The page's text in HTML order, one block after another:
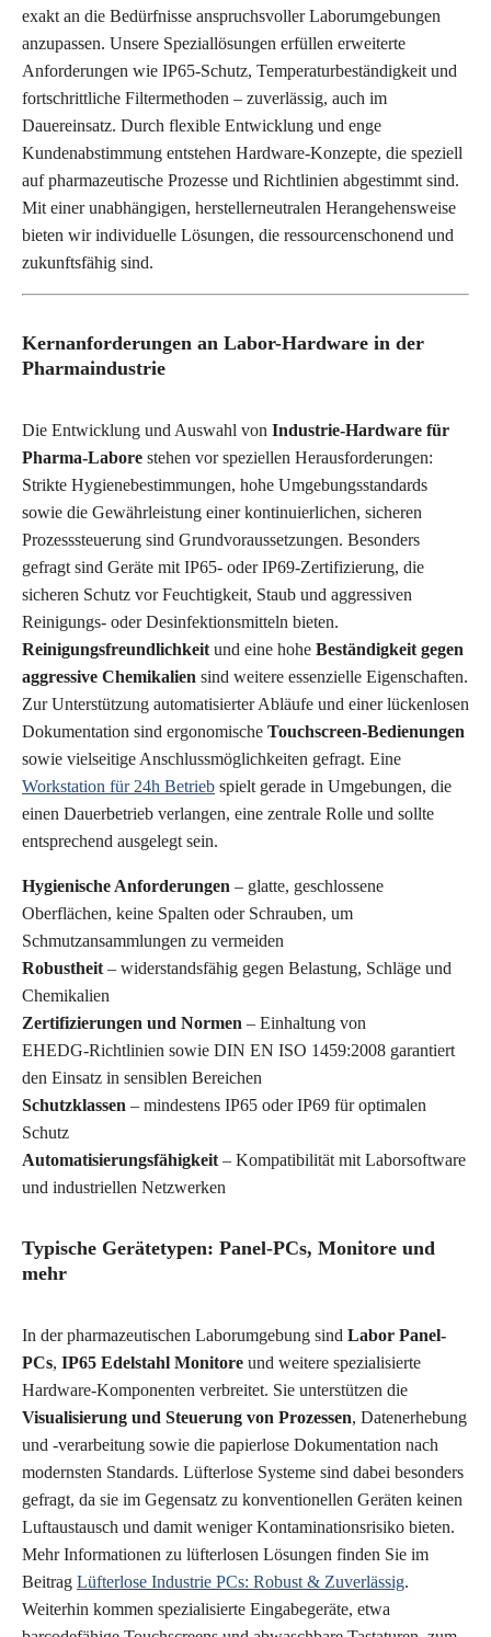
exakt an die Bedürfnisse anspruchsvoller Laborumgebungen
anzupassen. Unsere Speziallösungen erfüllen erweiterte
Anforderungen wie IP65-Schutz, Temperaturbeständigkeit und
fortschrittliche Filtermethoden – zuverlässig, auch im
Dauereinsatz. Durch flexible Entwicklung und enge
Kundenabstimmung entstehen Hardware-Konzepte, die speziell
auf pharmazeutische Prozesse und Richtlinien abgestimmt sind.
Mit einer unabhängigen, herstellerneutralen Herangehensweise
bieten wir individuelle Lösungen, die ressourcenschonend und
zukunftsfähig sind.
Kernanforderungen an Labor-Hardware in der
Pharmaindustrie
Die Entwicklung und Auswahl von Industrie-Hardware für
Pharma-Labore stehen vor speziellen Herausforderungen:
Strikte Hygienebestimmungen, hohe Umgebungsstandards
sowie die Gewährleistung einer kontinuierlichen, sicheren
Prozesssteuerung sind Grundvoraussetzungen. Besonders
gefragt sind Geräte mit IP65- oderIP69-Zertifizierung, die
sicheren Schutz vor Feuchtigkeit, Staub und aggressiven
Reinigungs- oder Desinfektionsmitteln bieten.
Reinigungsfreundlichkeit und eine hohe Beständigkeit gegen
aggressive Chemikalien sind weitere essenzielle Eigenschaften.
Zur Unterstützung automatisierter Abläufe und einer lückenlosen
Dokumentation sind ergonomische Touchscreen-Bedienungen
sowie vielseitige Anschlussmöglichkeiten gefragt. Eine
Workstation für 24h Betrieb spielt gerade in Umgebungen, die
einen Dauerbetrieb verlangen, eine zentrale Rolle und sollte
entsprechend ausgelegt sein.
Hygienische Anforderungen – glatte, geschlossene
Oberflächen, keine Spalten oder Schrauben, um
Schmutzansammlungen zu vermeiden
Robustheit – widerstandsfähig gegen Belastung, Schläge und
Chemikalien
Zertifizierungen und Normen – Einhaltung von
EHEDG-Richtlinien sowie DIN EN ISO 1459:2008 garantiert
den Einsatz in sensiblen Bereichen
Schutzklassen – mindestens IP65 oder IP69 für optimalen
Schutz
Automatisierungsfähigkeit – Kompatibilität mit Laborsoftware
und industriellen Netzwerken
Typische Gerätetypen: Panel-PCs, Monitore und
mehr
In der pharmazeutischen Laborumgebung sind Labor Panel-
PCs, IP65 Edelstahl Monitore und weitere spezialisierte
Hardware-Komponenten verbreitet. Sie unterstützen die
Visualisierung und Steuerung von Prozessen, Datenerhebung
und -verarbeitung sowie die papierlose Dokumentation nach
modernsten Standards. Lüfterlose Systeme sind dabei besonders
gefragt, da sie im Gegensatz zu konventionellen Geräten keinen
Luftaustausch und damit weniger Kontaminationsrisiko bieten.
Mehr Informationen zu lüfterlosen Lösungen finden Sie im
Beitrag Lüfterlose Industrie PCs: Robust & Zuverlässig.
Weiterhin kommen spezialisierte Eingabegeräte, etwa